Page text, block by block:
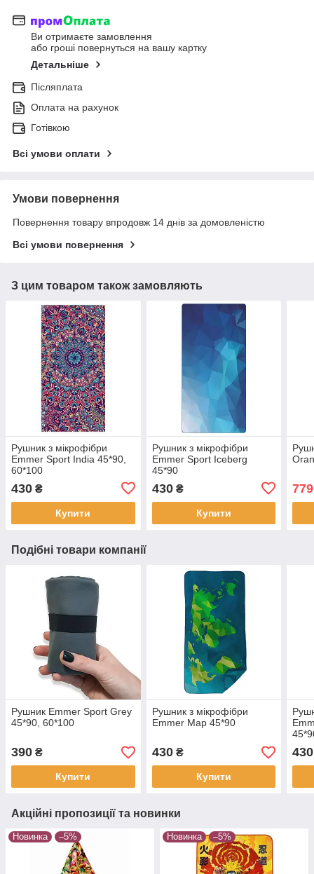
Ви отримаєте замовлення
або гроші повернуться на вашу картку
Детальніше
Післяплата
Оплата на рахунок
Готівкою
Всі умови оплати
Умови повернення
Повернення товару впродовж 14 днів за домовленістю
Всі умови повернення
З цим товаром також замовляють
Рушник з мікрофібри
Emmer Sport India 45*90,
60*100
430 ₴
Купити
Рушник з мікрофібри
Emmer Sport Iceberg
45*90
430₴
Купити
779
Подібні товари компанії
Рушник Emmer Sport Grey
45*90, 60*100
390 ₴
Купити
Рушник з мікрофібри
Emmer Map 45*90
430₴
Купити
430
Акційні пропозиції та новинки
Новинка –5% Новинка –5%